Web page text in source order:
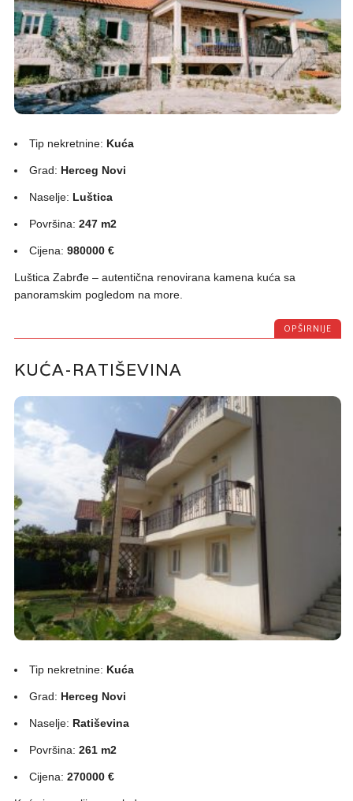
Tip nekretnine: Kuća
Grad: Herceg Novi
Naselje: Luštica
Površina:247 m2
Cijena:980000 €
Luštica Zabrđe – autentična renovirana kamena kuća sa
panoramskim pogledom na more.
OPŠIRNIJE
KUĆA-RATIŠEVINA
Tip nekretnine: Kuća
Grad: Herceg Novi
Naselje: Ratiševina
Površina:261 m2
Cijena:270000 €